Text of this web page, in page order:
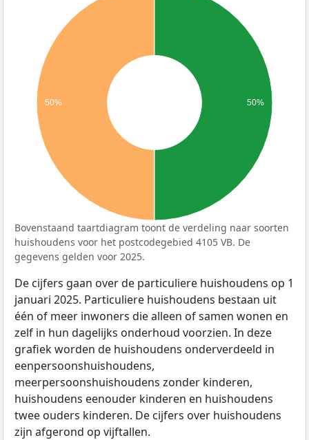
50% 50%
Bovenstaand taartdiagram toont de verdeling naar soorten
huishoudens voor het postcodegebied 4105 VB. De
gegevens gelden voor 2025.
De cijfers gaan over de particuliere huishoudens op 1
januari 2025. Particuliere huishoudens bestaan uit
één of meer inwoners die alleen of samen wonen en
zelf in hun dagelijks onderhoud voorzien. In deze
grafiek worden de huishoudens onderverdeeld in
eenpersoonshuishoudens,
meerpersoonshuishoudens zonder kinderen,
huishoudens eenouder kinderen en huishoudens
twee ouders kinderen. De cijfers over huishoudens
zijn afgerond op vijftallen.